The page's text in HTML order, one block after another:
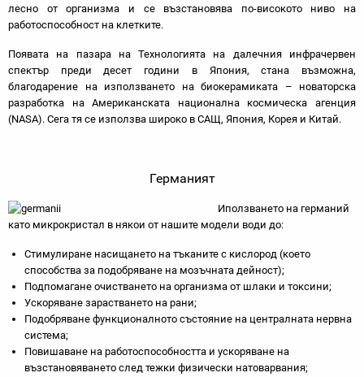
лесно от организма и се възстановява по-високото ниво на
работоспособност на клетките.
Появата на пазара на Технологията на далечния инфрачервен
спектър преди десет години в Япония, стана възможна,
благодарение на използването на биокерамиката – новаторска
разработка на Американската национална космическа агенция
(NASA). Сега тя се използва широко в САЩ, Япония, Корея и Китай.
Германият
Иползването на германий
като микрокристал в някои от нашите модели води до:
Стимулиране насищането на тъканите с кислород (което
способства за подобряване на мозъчната дейност);
Подпомагане очистването на организма от шлаки и токсини;
Ускоряване зарастването на рани;
Подобряване функционалното състояние на централната нервна
система;
Повишаване на работоспособността и ускоряване на
възстановяването след тежки физически натоварвания;